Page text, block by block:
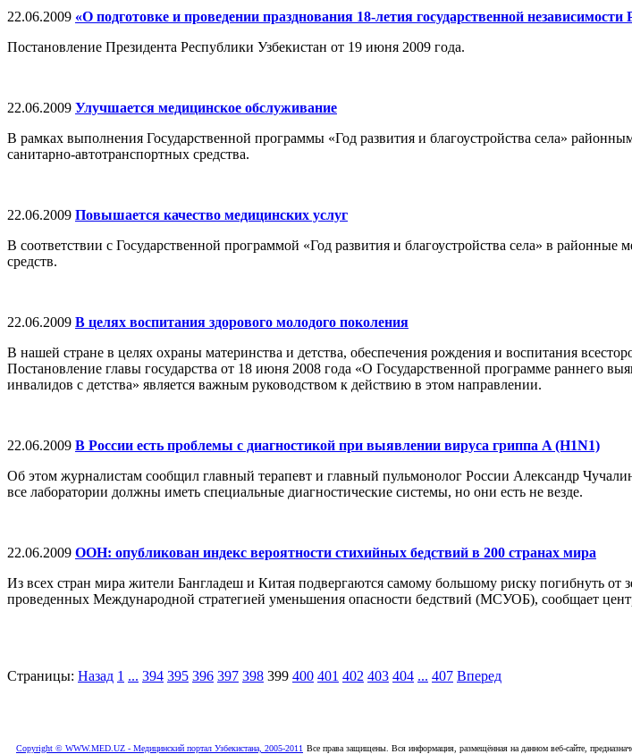
22.06.2009 «О подготовке и проведении празднования 18-летия государственной независимости
Постановление Президента Республики Узбекистан от 19 июня 2009 года.
22.06.2009 Улучшается медицинское обслуживание
В рамках выполнения Государственной программы «Год развития и благоустройства села»
санитарно-автотранспортных средства.
22.06.2009 Повышается качество медицинских услуг
В соответствии с Государственной программой «Год развития и благоустройства села» в
средств.
22.06.2009 В целях воспитания здорового молодого поколения
В нашей стране в целях охраны материнства и детства, обеспечения рождения и воспитания
Постановление главы государства от 18 июня 2008 года «О Государственной программе раннего
инвалидов с детства» является важным руководством к действию в этом направлении.
22.06.2009 В России есть проблемы с диагностикой при выявлении вируса гриппа A (H1N1)
Об этом журналистам сообщил главный терапевт и главный пульмонолог России Александр
все лаборатории должны иметь специальные диагностические системы, но они есть не везде.
22.06.2009 ООН: опубликован индекс вероятности стихийных бедствий в 200 странах мира
Из всех стран мира жители Бангладеш и Китая подвергаются самому большому риску погибнуть от
проведенных Международной стратегией уменьшения опасности бедствий (МСУОБ), сообщает
Страницы: Назад 1 ... 394 395 396 397 398 399 400 401 402 403 404 ... 407 Вперед
Copyright © WWW.MED.UZ - Медицинский портал Узбекистана, 2005-2011 Все права защищены. Вся информация, размещённая на данном веб-сайте,